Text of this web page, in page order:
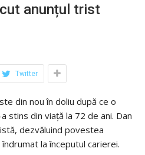
anunțul trist
Twitter
din nou în doliu după ce o
stins din viață la 72 de ani. Dan
dezvăluind povestea
la începutul carierei.